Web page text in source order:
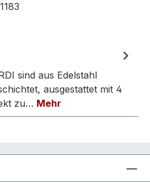
sind aus Edelstahl
ausgestattet mit 4
zu… Mehr